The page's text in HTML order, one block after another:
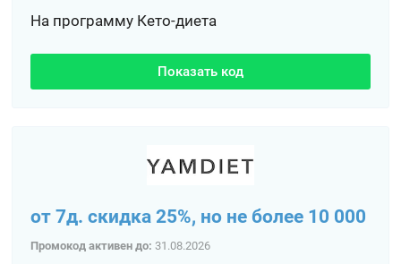
На программу Кето-диета
Показать код
от 7д. скидка 25%, но не более 10 000
Промокод активен до: 31.08.2026